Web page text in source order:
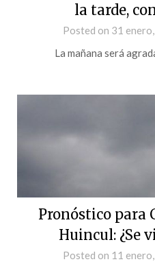
la tarde,
Posted on 31
La mañana será
Pronóstico para
Huincul: ¿Se
Posted on 11